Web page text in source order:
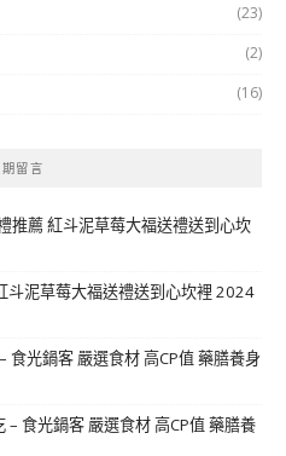
(23)
(2)
(16)
留言
推薦 紅斗泥草莓大福送禮送到心坎
斗泥草莓大福送禮送到心坎裡 2024
食光鍋客 嚴選食材 高CP值 藥膳養身
– 食光鍋客 嚴選食材 高CP值 藥膳養